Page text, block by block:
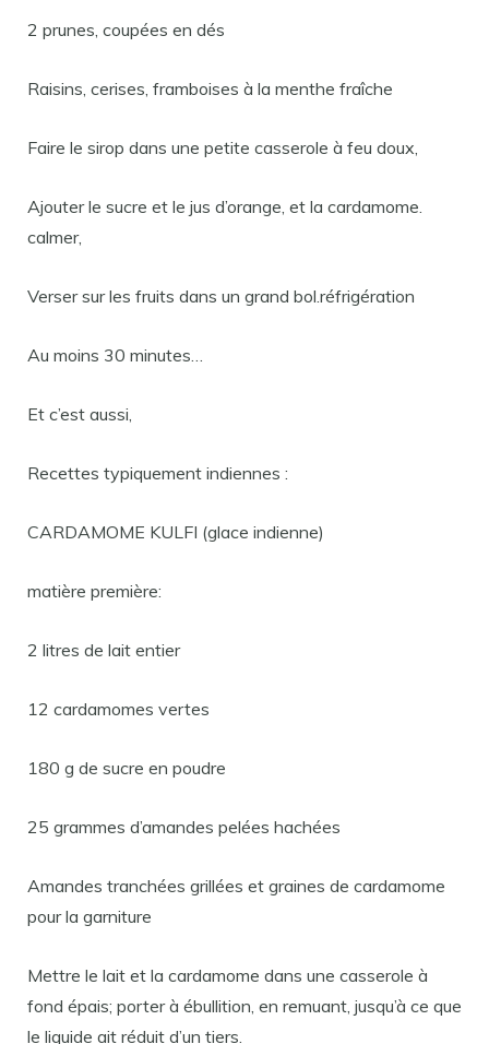
2 prunes, coupées en dés
Raisins, cerises, framboises à la menthe fraîche
Faire le sirop dans une petite casserole à feu doux,
Ajouter le sucre et le jus d’orange, et la cardamome.
calmer,
Verser sur les fruits dans un grand bol.réfrigération
Au moins 30 minutes…
Et c’est aussi,
Recettes typiquement indiennes :
CARDAMOME KULFI (glace indienne)
matière première:
2 litres de lait entier
12 cardamomes vertes
180 g de sucre en poudre
25 grammes d’amandes pelées hachées
Amandes tranchées grillées et graines de cardamome
pour la garniture
Mettre le lait et la cardamome dans une casserole à
fond épais; porter à ébullition, en remuant, jusqu’à ce que
le liquide ait réduit d’un tiers.